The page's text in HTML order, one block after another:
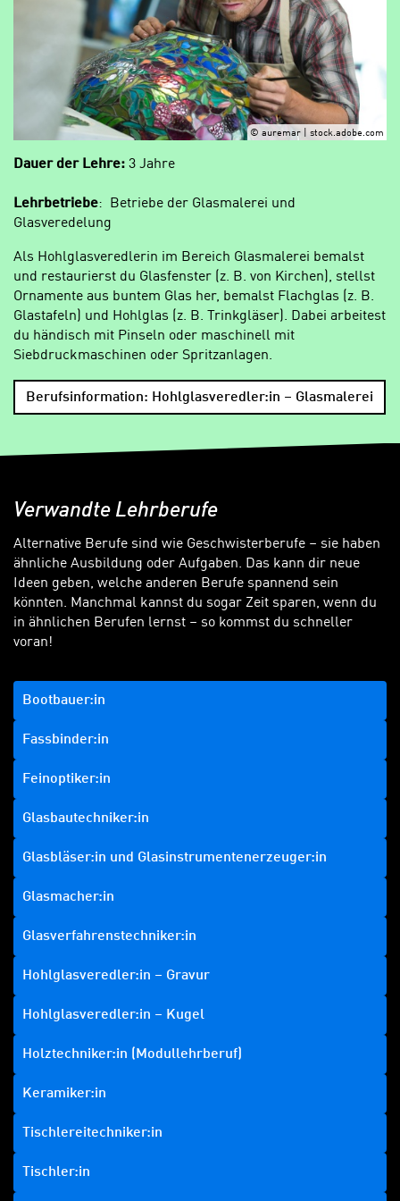
© auremar | stock.adobe.com
Dauer der Lehre: 3 Jahre
Lehrbetriebe: Betriebe der Glasmalerei und
Glasveredelung
Als Hohlglasveredlerin im Bereich Glasmalerei bemalst
und restaurierst du Glasfenster (z. B. von Kirchen), stellst
Ornamente aus buntem Glas her, bemalst Flachglas (z. B.
Glastafeln) und Hohlglas (z. B. Trinkgläser). Dabei arbeitest
du händisch mit Pinseln oder maschinell mit
Siebdruckmaschinen oder Spritzanlagen.
Berufsinformation: Hohlglasveredler:in – Glasmalerei
Verwandte Lehrberufe
Alternative Berufe sind wie Geschwisterberufe – sie haben
ähnliche Ausbildung oder Aufgaben. Das kann dir neue
Ideen geben, welche anderen Berufe spannend sein
könnten. Manchmal kannst du sogar Zeit sparen, wenn du
in ähnlichen Berufen lernst – so kommst du schneller
voran!
Bootbauer:in
Fassbinder:in
Feinoptiker:in
Glasbautechniker:in
Glasbläser:in und Glasinstrumentenerzeuger:in
Glasmacher:in
Glasverfahrenstechniker:in
Hohlglasveredler:in – Gravur
Hohlglasveredler:in – Kugel
Holztechniker:in (Modullehrberuf)
Keramiker:in
Tischlereitechniker:in
Tischler:in